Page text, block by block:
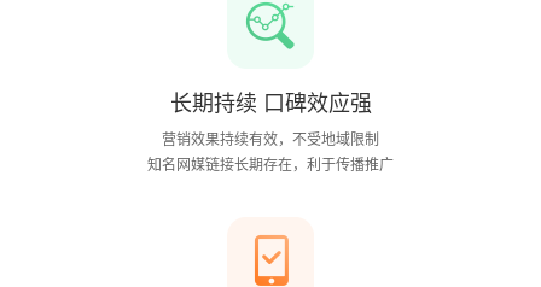
长期持续 口碑效应强
营销效果持续有效，不受地域限制
知名网媒链接长期存在，利于传播推广